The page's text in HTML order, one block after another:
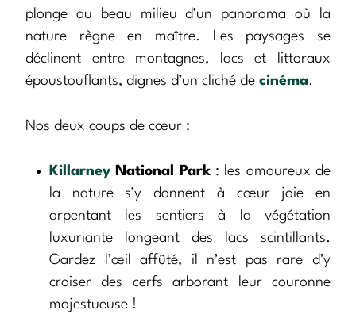
plonge au beau milieu d’un panorama où la
nature règne en maître. Les paysages se
déclinent entre montagnes, lacs et littoraux
époustouflants, dignes d’un cliché de cinéma.
Nos deux coups de cœur :
Killarney National Park: les amoureux de
la nature s’y donnent à cœur joie en
arpentant les sentiers à la végétation
luxuriante longeant des lacs scintillants.
Gardez l’œil affûté, il n’est pas rare d’y
croiser des cerfs arborant leur couronne
majestueuse !